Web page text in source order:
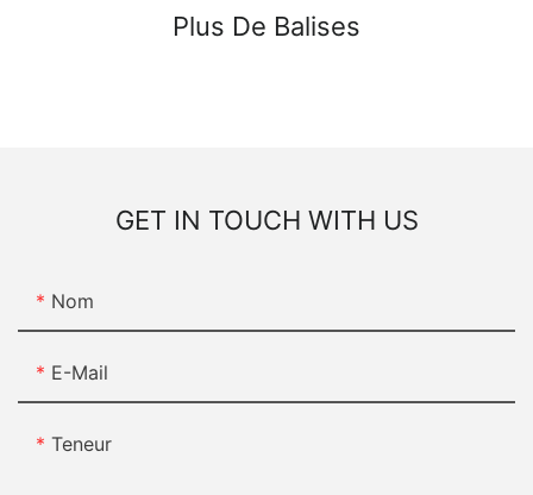
Plus De Balises
GET IN TOUCH WITH US
Nom
E-Mail
Teneur